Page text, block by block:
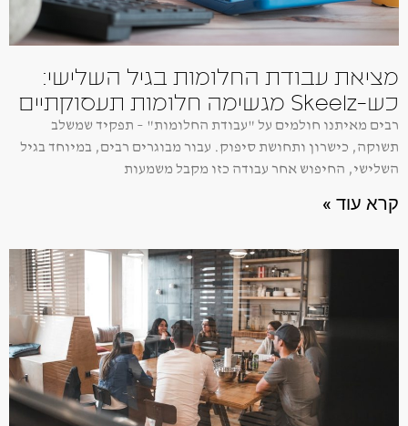
מציאת עבודת החלומות בגיל השלישי:
כש-Skeelz מגשימה חלומות תעסוקתיים
רבים מאיתנו חולמים על "עבודת החלומות" – תפקיד שמשלב
תשוקה, כישרון ותחושת סיפוק. עבור מבוגרים רבים, במיוחד בגיל
השלישי, החיפוש אחר עבודה כזו מקבל משמעות
קרא עוד »